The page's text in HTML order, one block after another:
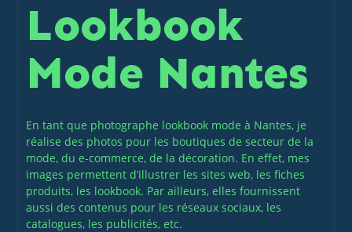
Lookbook
Mode Nantes
En tant que photographe lookbook mode à Nantes, je
réalise des photos pour les boutiques de secteur de la
mode, du e-commerce, de la décoration. En effet, mes
images permettent d’illustrer les sites web, les fiches
produits, les lookbook. Par ailleurs, elles fournissent
aussi des contenus pour les réseaux sociaux, les
catalogues, les publicités, etc.